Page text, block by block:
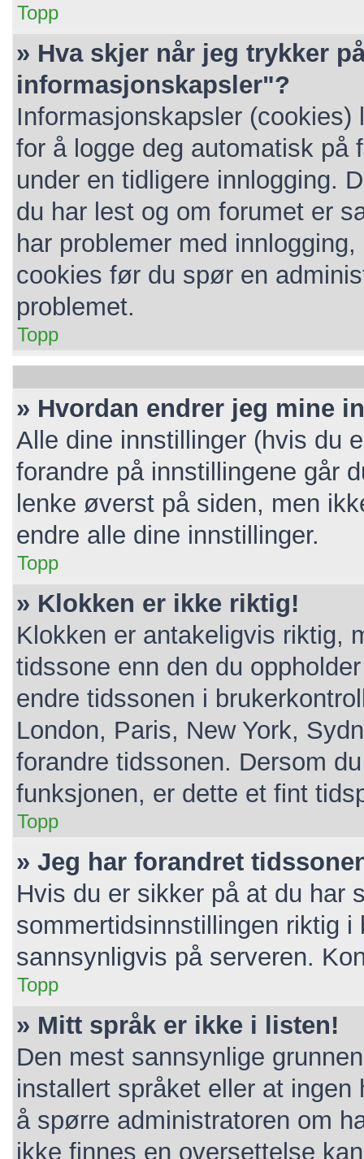
Topp
» Hva skjer når jeg trykker
informasjonskapsler"?
Informasjonskapsler
for å logge deg automatisk på
under en tidligere innlogging.
du har lest og om forumet er
har problemer med
cookies før du spør en
problemet.
Topp
» Hvordan endrer jeg mine
Alle dine innstillinger (hvis du
forandre på innstillingene går
lenke øverst på siden, men
endre alle dine innstillinger.
Topp
» Klokken er ikke riktig!
Klokken er antakeligvis riktig,
tidssone enn den du
endre tidssonen i
London, Paris, New York,
forandre tidssonen. Dersom
funksjonen, er dette et fint
Topp
» Jeg har forandret
Hvis du er sikker på at du har
sommertidsinnstillingen riktig
sannsynligvis på serveren.
Topp
» Mitt språk er ikke i listen!
Den mest sannsynlige
installert språket eller at
å spørre administratoren om
ikke finnes en oversettelse